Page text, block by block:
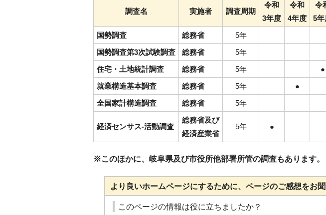
調査名 実施者 調査周期
令和
3年度
令和
4年度
令
5年
国勢調査
総務省 5年
国勢調査第3次試験調査
総務省 5年
住宅・土地統計調査
総務省 5年
●
就業構造基本調査
総務省 5年
●
全国家計構造調査
総務省 5年
経済センサス-活動調査
総務省及び
経済産業省
5年 ●
※このほかに、岐阜県及び市役所他部署所管の調査もあります。
より良いホームページにするために、ページのご感想をお聞
このページの情報は役に立ちましたか？